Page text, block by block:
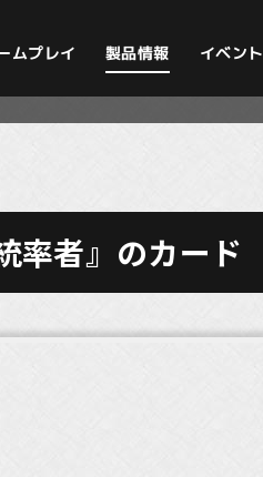
ムプレイ 製品情報 イベント
率者』のカード